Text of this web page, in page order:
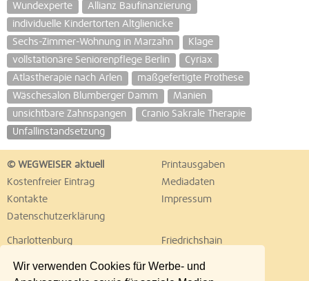
Wir verwenden Cookies für Werbe- und
Wundexperte
Allianz Baufinanzierung
individuelle Kindertorten Altglienicke
Sechs-Zimmer-Wohnung in Marzahn
Klage
vollstationäre Seniorenpflege Berlin
Cyriax
Atlastherapie nach Arlen
maßgefertigte Prothese
Wäschesalon Blumberger Damm
Manien
unsichtbare Zahnspangen
Cranio Sakrale Therapie
Unfallinstandsetzung
© WEGWEISER aktuell
Printausgaben
Kostenfreier Eintrag
Mediadaten
Kontakte
Impressum
Datenschutzerklärung
Charlottenburg
Friedrichshain